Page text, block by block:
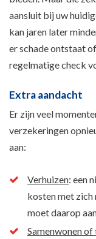
aansluit bij uw
kan jaren later
er schade ontstaat
regelmatige check
Extra aandacht
Er zijn veel
verzekeringen
aan:
Verhuizen: een
kosten met
moet daarop
Samenwonen